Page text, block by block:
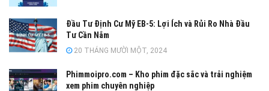
Đầu Tư Định Cư Mỹ EB-5: Lợi Ích và Rủi Ro Nhà Đầu
Tư Cần Nắm
20 THÁNG MƯỜI MỘT, 2024
Phimmoipro.com – Kho phim đặc sắc và trải nghiệm
xem phim chuyên nghiệp